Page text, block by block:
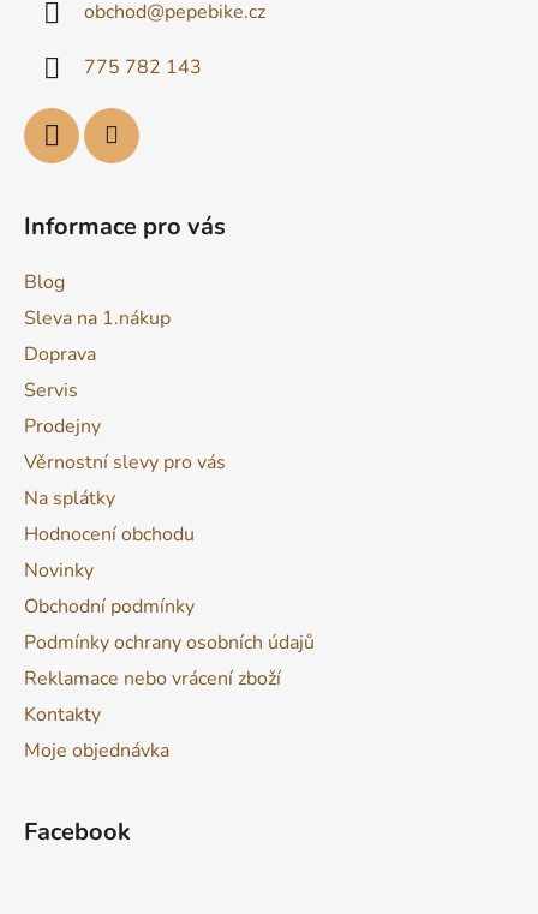
obchod@pepebike.cz
775 782 143
Informace pro vás
Blog
Sleva na 1.nákup
Doprava
Servis
Prodejny
Věrnostní slevy pro vás
Na splátky
Hodnocení obchodu
Novinky
Obchodní podmínky
Podmínky ochrany osobních údajů
Reklamace nebo vrácení zboží
Kontakty
Moje objednávka
Facebook